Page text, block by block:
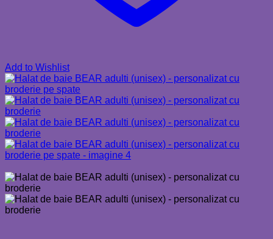
Add to Wishlist